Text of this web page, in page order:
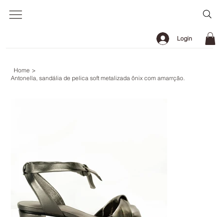
Login
Home >
Antonella, sandália de pelica soft metalizada ônix com amarrção.